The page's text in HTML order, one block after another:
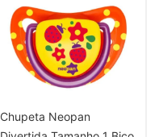
Chupeta Neopan